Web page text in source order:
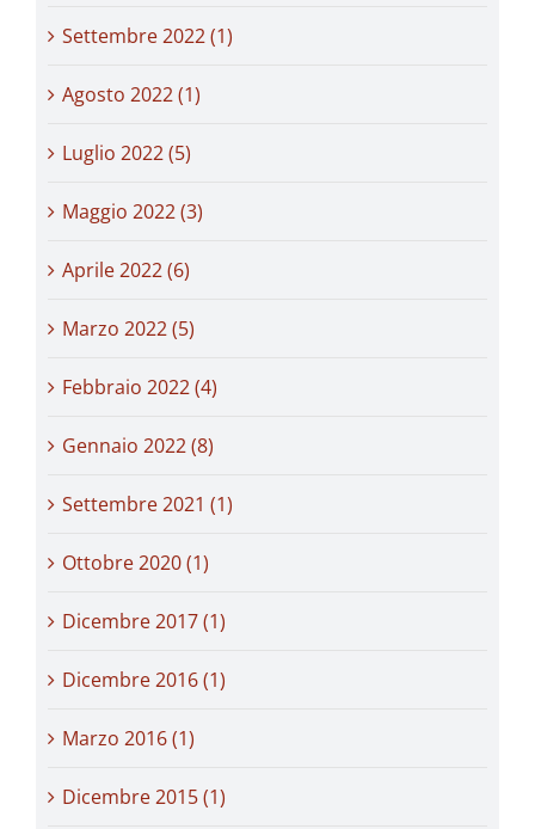
Settembre 2022 (1)
Agosto 2022 (1)
Luglio 2022 (5)
Maggio 2022 (3)
Aprile 2022 (6)
Marzo 2022 (5)
Febbraio 2022 (4)
Gennaio 2022 (8)
Settembre 2021 (1)
Ottobre 2020 (1)
Dicembre 2017 (1)
Dicembre 2016 (1)
Marzo 2016 (1)
Dicembre 2015 (1)